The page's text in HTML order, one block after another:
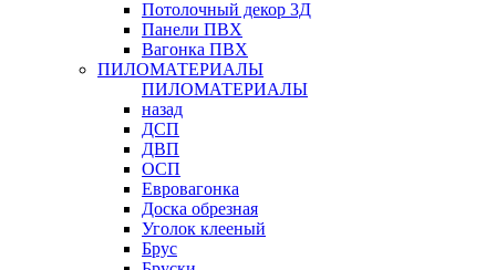
Потолочный декор 3Д
Панели ПВХ
Вагонка ПВХ
ПИЛОМАТЕРИАЛЫ
ПИЛОМАТЕРИАЛЫ
назад
ДСП
ДВП
ОСП
Евровагонка
Доска обрезная
Уголок клееный
Брус